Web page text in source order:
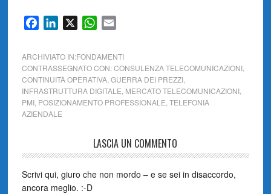
FacebookLinkedIn WhatsApp
ARCHIVIATO IN:FONDAMENTI
CONTRASSEGNATO CON:CONSULENZA TELECOMUNICAZIONI,
CONTINUITÀ OPERATIVA, GUERRA DEI PREZZI,
INFRASTRUTTURA DIGITALE MERCATO TELECOMUNICAZIONI,
PMI, POSIZIONAMENTO PROFESSIONALE TELEFONIA
AZIENDALE
LASCIA UN COMMENTO
Scrivi qui, giuro che non mordo – e se sei in disaccordo,
ancora meglio. :-D